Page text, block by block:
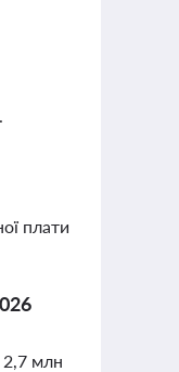
плати
2,7 млн